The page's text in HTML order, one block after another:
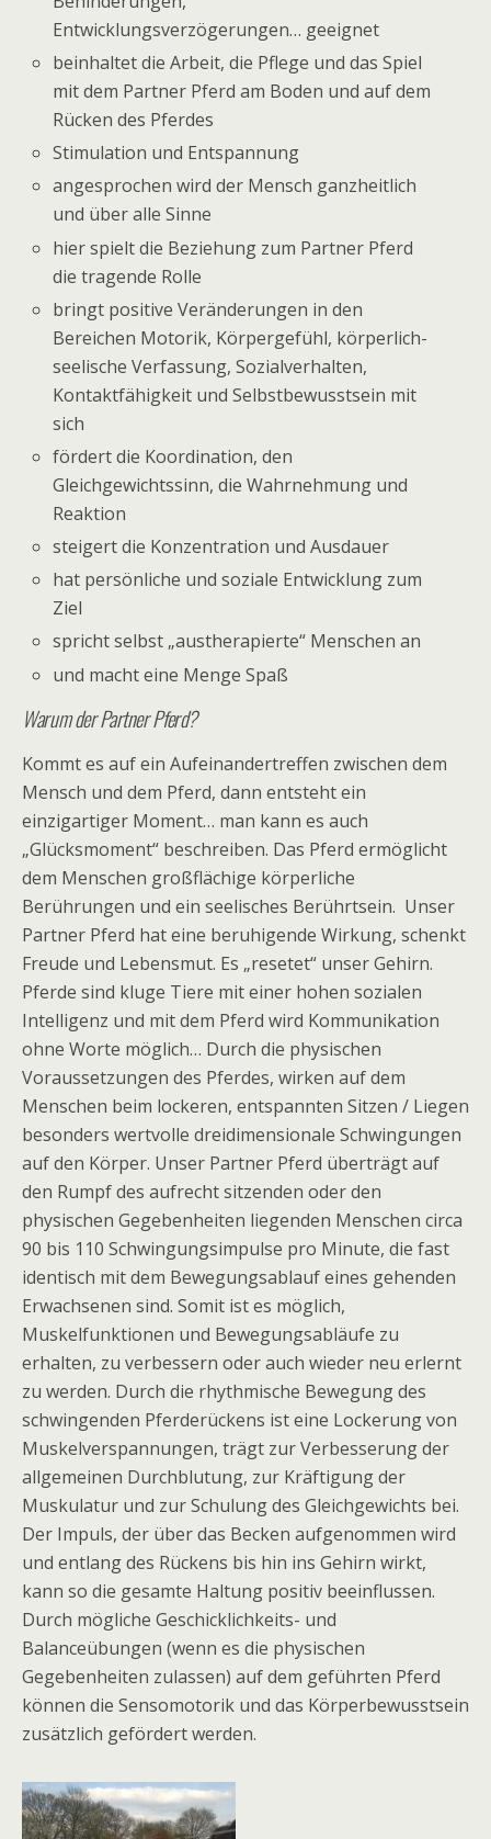
Entwicklungsverzögerungen… geeignet
beinhaltet die Arbeit, die Pflege und das Spiel
mit dem Partner Pferd am Boden und auf dem
Rücken des Pferdes
Stimulation und Entspannung
angesprochen wird der Mensch ganzheitlich
und über alle Sinne
hier spielt die Beziehung zum Partner Pferd
die tragende Rolle
bringt positive Veränderungen in den
Bereichen Motorik, Körpergefühl, körperlich-
seelische Verfassung, Sozialverhalten,
Kontaktfähigkeit und Selbstbewusstsein mit
sich
fördert die Koordination, den
Gleichgewichtssinn, die Wahrnehmung und
Reaktion
steigert die Konzentration und Ausdauer
hat persönliche und soziale Entwicklung zum
Ziel
spricht selbst „austherapierte“ Menschen an
und macht eine Menge Spaß
Warum der Partner Pferd?
Kommt es auf ein Aufeinandertreffen zwischen dem
Mensch und dem Pferd, dann entsteht ein
einzigartiger Moment… man kann es auch
„Glücksmoment“ beschreiben. Das Pferd ermöglicht
dem Menschen großflächige körperliche
Berührungen und ein seelisches Berührtsein. Unser
Partner Pferd hat eine beruhigende Wirkung, schenkt
Freude und Lebensmut. Es „resetet“ unser Gehirn.
Pferde sind kluge Tiere mit einer hohen sozialen
Intelligenz und mit dem Pferd wird Kommunikation
ohne Worte möglich… Durch die physischen
Voraussetzungen des Pferdes, wirken auf dem
Menschen beim lockeren, entspannten Sitzen / Liegen
besonders wertvolle dreidimensionale Schwingungen
auf den Körper. Unser Partner Pferd überträgt auf
den Rumpf des aufrecht sitzenden oder den
physischen Gegebenheiten liegenden Menschen circa
90 bis 110 Schwingungsimpulse pro Minute, die fast
identisch mit dem Bewegungsablauf eines gehenden
Erwachsenen sind. Somit ist es möglich,
Muskelfunktionen und Bewegungsabläufe zu
erhalten, zu verbessern oder auch wieder neu erlernt
zu werden. Durch die rhythmische Bewegung des
schwingenden Pferderückens ist eine Lockerung von
Muskelverspannungen, trägt zur Verbesserung der
allgemeinen Durchblutung, zur Kräftigung der
Muskulatur und zur Schulung des Gleichgewichts bei.
Der Impuls, der über das Becken aufgenommen wird
und entlang des Rückens bis hin ins Gehirn wirkt,
kann so die gesamte Haltung positiv beeinflussen.
Durch mögliche Geschicklichkeits- und
Balanceübungen (wenn es die physischen
Gegebenheiten zulassen) auf dem geführten Pferd
können die Sensomotorik und das Körperbewusstsein
zusätzlich gefördert werden.